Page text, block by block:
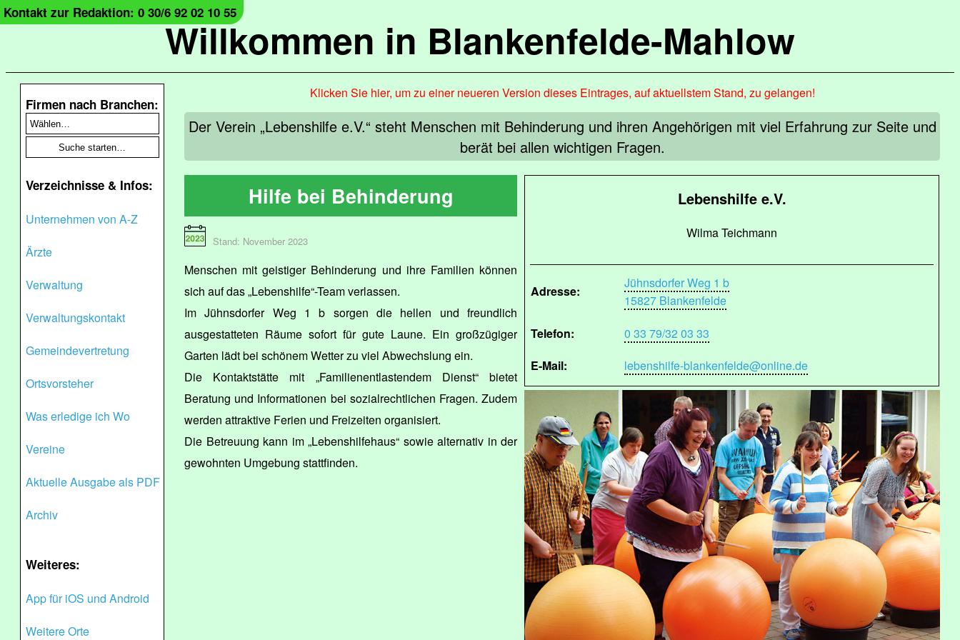
Willkommen in Blankenfelde-Mahlow
Kontakt zur Redaktion: 0 30/6 92 02 10 55
Firmen nach Branchen:
Verzeichnisse & Infos:
Unternehmen von A-Z
Ärzte
Verwaltung
Verwaltungskontakt
Gemeindevertretung
Ortsvorsteher
Was erledige ich Wo
Vereine
Aktuelle Ausgabe als PDF
Archiv
Weiteres:
App für iOS und Android
Weitere Orte
Klicken Sie hier, um zu einer neueren Version dieses Eintrages, auf aktuellstem Stand, zu gelangen!
Der Verein „Lebenshilfe e.V.“ steht Menschen mit Behinderung und ihren Angehörigen mit viel Erfahrung zur Seite und
berät bei allen wichtigen Fragen.
Lebenshilfe e.V.
Wilma Teichmann
Adresse:
Jühnsdorfer Weg 1 b
15827 Blankenfelde
Telefon:
0 33 79/32 03 33
E-Mail:
lebenshilfe-blankenfelde@online.de
Hilfe bei Behinderung
Stand: November 2023
Menschen mit geistiger Behinderung und ihre Familien können
sich auf das „Lebenshilfe“-Team verlassen.
Im Jühnsdorfer Weg 1 b sorgen die hellen und freundlich
ausgestatteten Räume sofort für gute Laune. Ein großzügiger
Garten lädt bei schönem Wetter zu viel Abwechslung ein.
Die Kontaktstätte mit „Familienentlastendem Dienst“ bietet
Beratung und Informationen bei sozialrechtlichen Fragen. Zudem
werden attraktive Ferien und Freizeiten organisiert.
Die Betreuung kann im „Lebenshilfehaus“ sowie alternativ in der
gewohnten Umgebung stattfinden.